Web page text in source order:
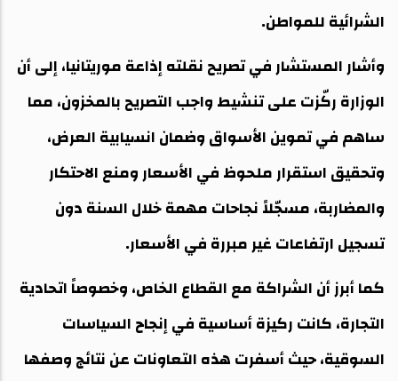
الشرائية للمواطن.
وأشار المستشار في تصريح نقلته إذاعة موريتانيا، إلى أن
الوزارة ركّزت على تنشيط واجب التصريح بالمخزون، مما
ساهم في تموين الأسواق وضمان انسيابية العرض،
وتحقيق استقرار ملحوظ في الأسعار ومنع الاحتكار
والمضاربة، مسجّلاً نجاحات مهمة خلال السنة دون
تسجيل ارتفاعات غير مبررة في الأسعار.
كما أبرز أن الشراكة مع القطاع الخاص، وخصوصاً اتحادية
التجارة، كانت ركيزة أساسية في إنجاح السياسات
السوقية، حيث أسفرت هذه التعاونات عن نتائج وصفها